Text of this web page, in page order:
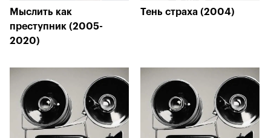
Мыслить как
преступник (2005-
2020)
Тень страха (2004)